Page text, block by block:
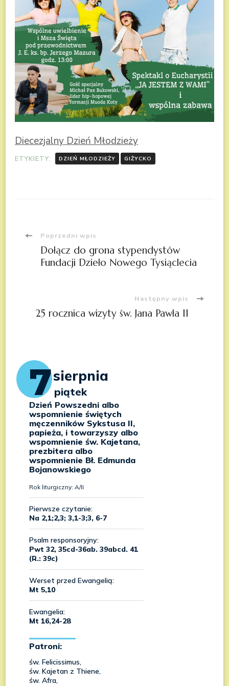
Diecezjalny Dzień Młodzieży
ETYKIETY: DZIEŃ MŁODZIEŻY GIŻYCKO
Nawigacja
wpisu
Poprzedni wpis
Dołącz do grona stypendystów
Fundacji Dzieło Nowego Tysiąclecia
Następny wpis
25 rocznica wizyty św. Jana Pawła II